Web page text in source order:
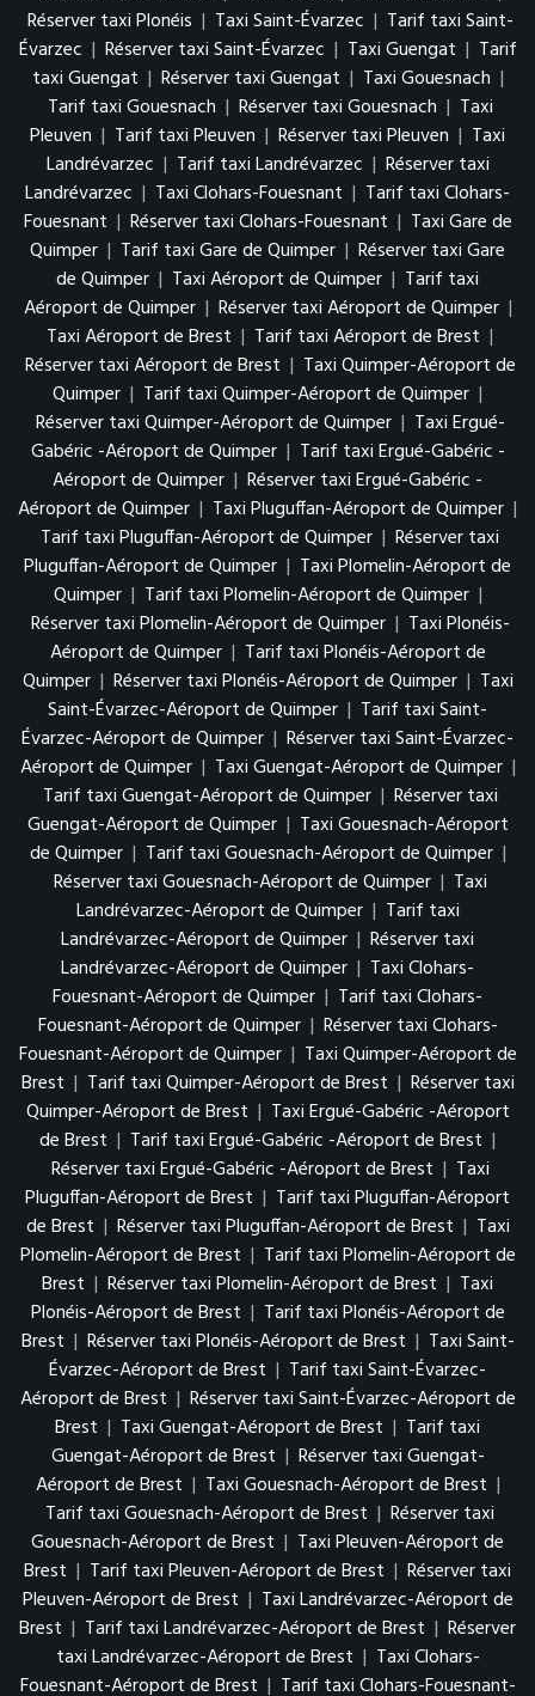
Réserver taxi Plonéis | Taxi Saint-Évarzec | Tarif taxi Saint-
Évarzec | Réserver taxi Saint-Évarzec | Taxi Guengat | Tarif
taxi Guengat | Réserver taxi Guengat | Taxi Gouesnach |
Tarif taxi Gouesnach | Réserver taxi Gouesnach | Taxi
Pleuven | Tarif taxi Pleuven | Réserver taxi Pleuven | Taxi
Landrévarzec | Tarif taxi Landrévarzec | Réserver taxi
Landrévarzec | Taxi Clohars-Fouesnant | Tarif taxi Clohars-
Fouesnant | Réserver taxi Clohars-Fouesnant | Taxi Gare de
Quimper | Tarif taxi Gare de Quimper | Réserver taxi Gare
de Quimper | Taxi Aéroport de Quimper | Tarif taxi
Aéroport de Quimper | Réserver taxi Aéroport de Quimper |
Taxi Aéroport de Brest | Tarif taxi Aéroport de Brest |
Réserver taxi Aéroport de Brest | Taxi Quimper-Aéroport de
Quimper | Tarif taxi Quimper-Aéroport de Quimper |
Réserver taxi Quimper-Aéroport de Quimper | Taxi Ergué-
Gabéric -Aéroport de Quimper | Tarif taxi Ergué-Gabéric -
Aéroport de Quimper | Réserver taxi Ergué-Gabéric -
Aéroport de Quimper | Taxi Pluguffan-Aéroport de Quimper |
Tarif taxi Pluguffan-Aéroport de Quimper | Réserver taxi
Pluguffan-Aéroport de Quimper | Taxi Plomelin-Aéroport de
Quimper | Tarif taxi Plomelin-Aéroport de Quimper |
Réserver taxi Plomelin-Aéroport de Quimper | Taxi Plonéis-
Aéroport de Quimper | Tarif taxi Plonéis-Aéroport de
Quimper | Réserver taxi Plonéis-Aéroport de Quimper | Taxi
Saint-Évarzec-Aéroport de Quimper | Tarif taxi Saint-
Évarzec-Aéroport de Quimper | Réserver taxi Saint-Évarzec-
Aéroport de Quimper | Taxi Guengat-Aéroport de Quimper |
Tarif taxi Guengat-Aéroport de Quimper | Réserver taxi
Guengat-Aéroport de Quimper | Taxi Gouesnach-Aéroport
de Quimper | Tarif taxi Gouesnach-Aéroport de Quimper |
Réserver taxi Gouesnach-Aéroport de Quimper | Taxi
Landrévarzec-Aéroport de Quimper | Tarif taxi
Landrévarzec-Aéroport de Quimper | Réserver taxi
Landrévarzec-Aéroport de Quimper | Taxi Clohars-
Fouesnant-Aéroport de Quimper | Tarif taxi Clohars-
Fouesnant-Aéroport de Quimper | Réserver taxi Clohars-
Fouesnant-Aéroport de Quimper | Taxi Quimper-Aéroport de
Brest | Tarif taxi Quimper-Aéroport de Brest | Réserver taxi
Quimper-Aéroport de Brest | Taxi Ergué-Gabéric -Aéroport
de Brest | Tarif taxi Ergué-Gabéric -Aéroport de Brest |
Réserver taxi Ergué-Gabéric -Aéroport de Brest | Taxi
Pluguffan-Aéroport de Brest | Tarif taxi Pluguffan-Aéroport
de Brest | Réserver taxi Pluguffan-Aéroport de Brest | Taxi
Plomelin-Aéroport de Brest | Tarif taxi Plomelin-Aéroport de
Brest | Réserver taxi Plomelin-Aéroport de Brest | Taxi
Plonéis-Aéroport de Brest | Tarif taxi Plonéis-Aéroport de
Brest | Réserver taxi Plonéis-Aéroport de Brest | Taxi Saint-
Évarzec-Aéroport de Brest | Tarif taxi Saint-Évarzec-
Aéroport de Brest | Réserver taxi Saint-Évarzec-Aéroport de
Brest | Taxi Guengat-Aéroport de Brest | Tarif taxi
Guengat-Aéroport de Brest | Réserver taxi Guengat-
Aéroport de Brest | Taxi Gouesnach-Aéroport de Brest |
Tarif taxi Gouesnach-Aéroport de Brest | Réserver taxi
Gouesnach-Aéroport de Brest | Taxi Pleuven-Aéroport de
Brest | Tarif taxi Pleuven-Aéroport de Brest | Réserver taxi
Pleuven-Aéroport de Brest | Taxi Landrévarzec-Aéroport de
Brest | Tarif taxi Landrévarzec-Aéroport de Brest | Réserver
taxi Landrévarzec-Aéroport de Brest | Taxi Clohars-
Fouesnant-Aéroport de Brest | Tarif taxi Clohars-Fouesnant-